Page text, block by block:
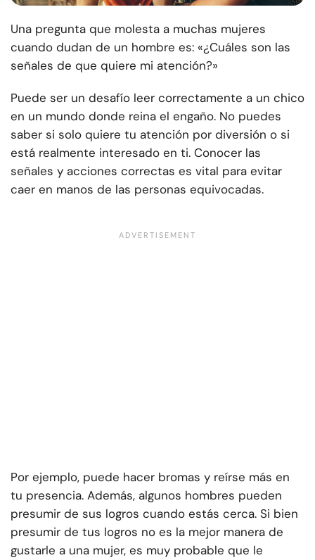
Una pregunta que molesta a muchas mujeres
cuando dudan de un hombre es: «¿Cuáles son las
señales de que quiere mi atención?»
Puede ser un desafío leer correctamente a un chico
en un mundo donde reina el engaño. No puedes
saber si solo quiere tu atención por diversión o si
está realmente interesado en ti. Conocer las
señales y acciones correctas es vital para evitar
caer en manos de las personas equivocadas.
Por ejemplo, puede hacer bromas y reírse más en
tu presencia. Además, algunos hombres pueden
presumir de sus logros cuando estás cerca. Si bien
presumir de tus logros no es la mejor manera de
gustarle a una mujer, es muy probable que le